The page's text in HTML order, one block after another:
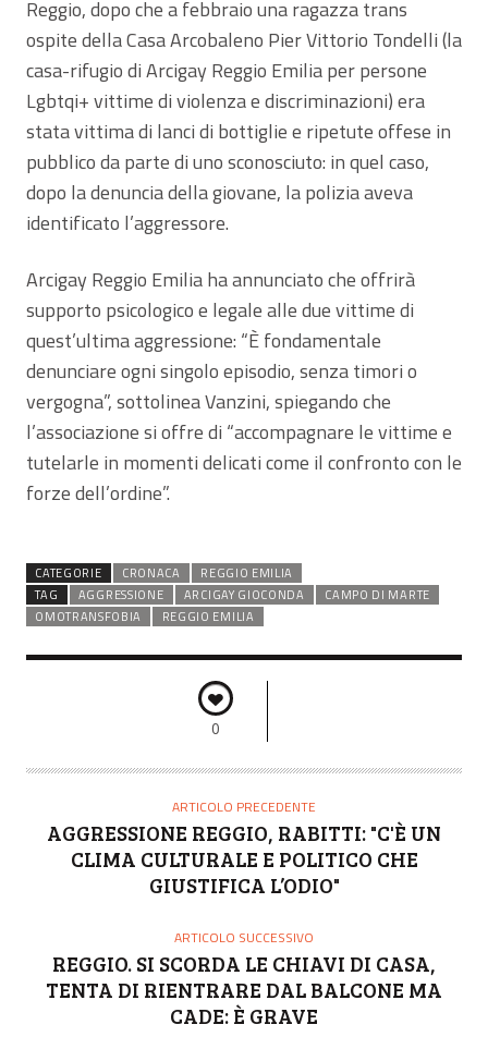
Reggio, dopo che a febbraio una ragazza trans
ospite della Casa Arcobaleno Pier Vittorio Tondelli (la
casa-rifugio di Arcigay Reggio Emilia per persone
Lgbtqi+ vittime di violenza e discriminazioni) era
stata vittima di lanci di bottiglie e ripetute offese in
pubblico da parte di uno sconosciuto: in quel caso,
dopo la denuncia della giovane, la polizia aveva
identificato l’aggressore.
Arcigay Reggio Emilia ha annunciato che offrirà
supporto psicologico e legale alle due vittime di
quest’ultima aggressione: “È fondamentale
denunciare ogni singolo episodio, senza timori o
vergogna”, sottolinea Vanzini, spiegando che
l’associazione si offre di “accompagnare le vittime e
tutelarle in momenti delicati come il confronto con le
forze dell’ordine”.
CATEGORIE CRONACA
REGGIO EMILIA
TAG
AGGRESSIONE ARCIGAY GIOCONDA
CAMPO DI MARTE
OMOTRANSFOBIA
REGGIO EMILIA
0
ARTICOLO PRECEDENTE
AGGRESSIONE REGGIO, RABITTI: "C'È UN
CLIMA CULTURALE E POLITICO CHE
GIUSTIFICA L’ODIO"
ARTICOLO SUCCESSIVO
REGGIO. SI SCORDA LE CHIAVI DI CASA,
TENTA DI RIENTRARE DAL BALCONE MA
CADE: È GRAVE